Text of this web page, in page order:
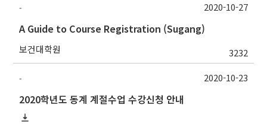
-
A Guide to Course Registration (Sugang)
보건대학원 3232
2020-10-27
-
2020학년도 동계 계절수업 수강신청 안내
2020-10-23